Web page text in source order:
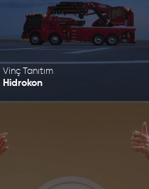
Vinç Tanıtım
Hidrokon